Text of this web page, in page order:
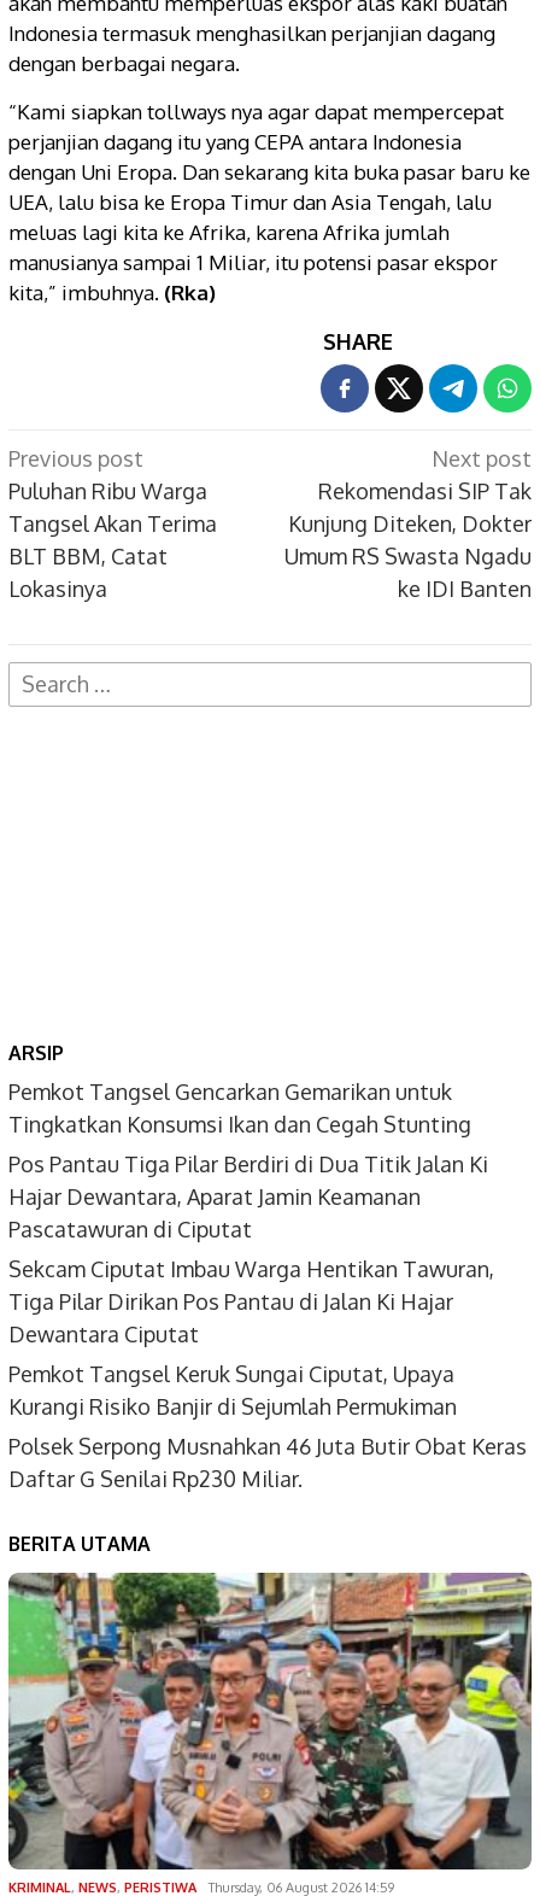
Indonesia termasuk menghasilkan perjanjian dagang
dengan berbagai negara.
“Kami siapkan tollways nya agar dapat mempercepat
perjanjian dagang itu yang CEPA antara Indonesia
dengan Uni Eropa. Dan sekarang kita buka pasar baru ke
UEA, lalu bisa ke Eropa Timur dan Asia Tengah, lalu
meluas lagi kita ke Afrika, karena Afrika jumlah
manusianya sampai 1 Miliar, itu potensi pasar ekspor
kita,” imbuhnya. (Rka)
SHARE
Post
navigation
Previous post
Puluhan Ribu Warga
Tangsel Akan Terima
BLT BBM, Catat
Lokasinya
Next post
Rekomendasi SIP Tak
Kunjung Diteken, Dokter
Umum RS Swasta Ngadu
ke IDI Banten
Search
for:
ARSIP
Pemkot Tangsel Gencarkan Gemarikan untuk
Tingkatkan Konsumsi Ikan dan Cegah Stunting
Pos Pantau Tiga Pilar Berdiri di Dua Titik Jalan Ki
Hajar Dewantara, Aparat Jamin Keamanan
Pascatawuran di Ciputat
Sekcam Ciputat Imbau Warga Hentikan Tawuran,
Tiga Pilar Dirikan Pos Pantau di Jalan Ki Hajar
Dewantara Ciputat
Pemkot Tangsel Keruk Sungai Ciputat, Upaya
Kurangi Risiko Banjir di Sejumlah Permukiman
Polsek Serpong Musnahkan 46 Juta Butir Obat Keras
Daftar G Senilai Rp230 Miliar.
BERITA UTAMA
KRIMINAL, NEWS, PERISTIWA Thursday, 06 August 2026 14:59